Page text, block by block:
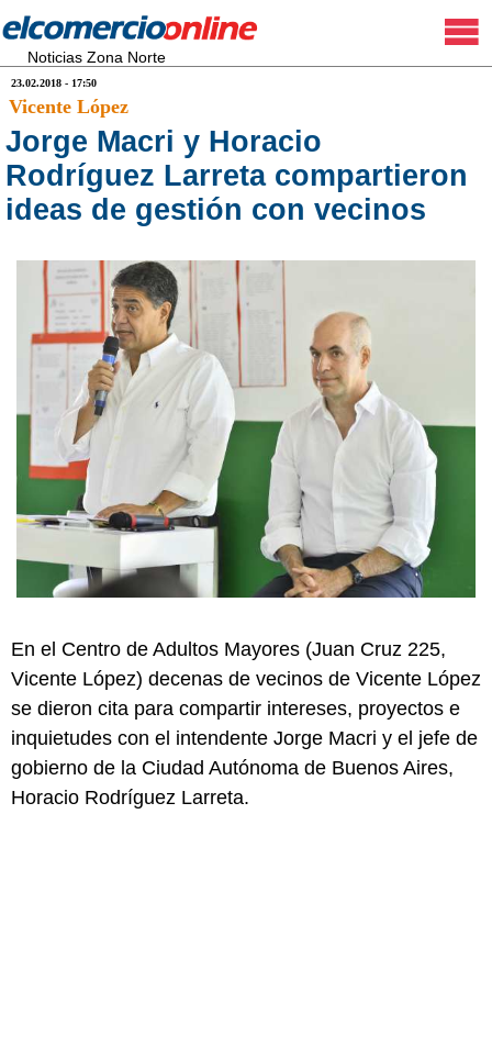
Noticias Zona Norte
23.02.2018 - 17:50
Vicente López
Jorge Macri y Horacio
Rodríguez Larreta compartieron
ideas de gestión con vecinos
En el Centro de Adultos Mayores (Juan Cruz 225,
Vicente López) decenas de vecinos de Vicente López
se dieron cita para compartir intereses, proyectos e
inquietudes con el intendente Jorge Macri y el jefe de
gobierno de la Ciudad Autónoma de Buenos Aires,
Horacio Rodríguez Larreta.